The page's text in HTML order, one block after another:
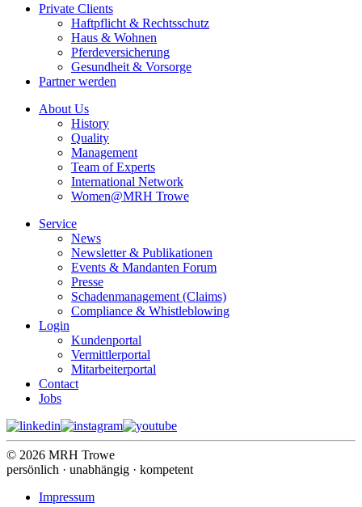
Private Clients
Haftpflicht & Rechtsschutz
Haus & Wohnen
Pferdeversicherung
Gesundheit & Vorsorge
Partner werden
About Us
History
Quality
Management
Team of Experts
International Network
Women@MRH Trowe
Service
News
Newsletter & Publikationen
Events & Mandanten Forum
Presse
Schadenmanagement (Claims)
Compliance & Whistleblowing
Login
Kundenportal
Vermittlerportal
Mitarbeiterportal
Contact
Jobs
© 2026 MRH Trowe
persönlich · unabhängig · kompetent
Impressum